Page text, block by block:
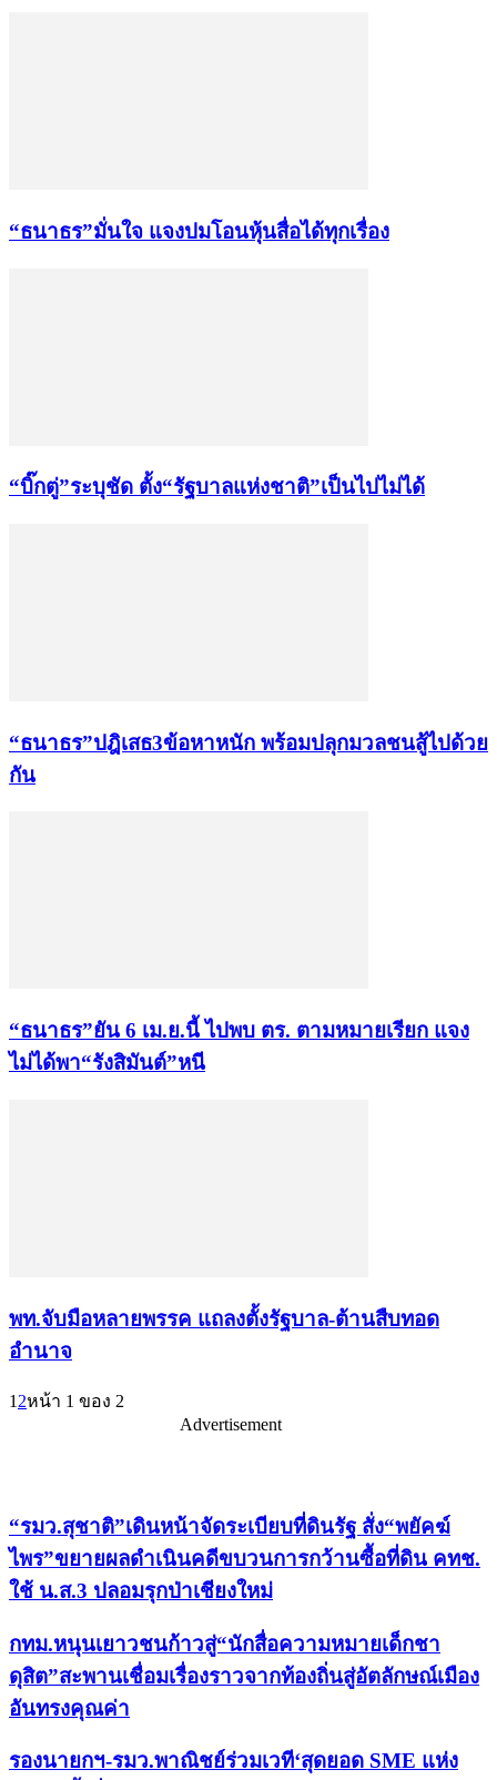
“ธนาธร”มั่นใจ แจงปมโอนหุ้นสื่อได้ทุกเรื่อง
“บิ๊กตู่”ระบุชัด ตั้ง“รัฐบาลแห่งชาติ”เป็นไปไม่ได้
“ธนาธร”ปฎิเสธ3ข้อหาหนัก พร้อมปลุกมวลชนสู้ไปด้วย
กัน
“ธนาธร”ยัน 6 เม.ย.นี้ ไปพบ ตร. ตามหมายเรียก แจง
ไม่ได้พา“รังสิมันต์”หนี
พท.จับมือหลายพรรค แถลงตั้งรัฐบาล-ต้านสืบทอด
อำนาจ
1 2หน้า 1 ของ 2
Advertisement
“รมว.สุชาติ”เดินหน้าจัดระเบียบที่ดินรัฐ สั่ง“พยัคฆ์
ไพร”ขยายผลดำเนินคดีขบวนการกว้านซื้อที่ดิน คทช.
ใช้ น.ส.3 ปลอมรุกป่าเชียงใหม่
กทม.หนุนเยาวชนก้าวสู่“นักสื่อความหมายเด็กชา
ดุสิต”สะพานเชื่อมเรื่องราวจากท้องถิ่นสู่อัตลักษณ์เมือง
อันทรงคุณค่า
รองนายกฯ-รมว.พาณิชย์ร่วมเวที‘สุดยอด SME แห่ง